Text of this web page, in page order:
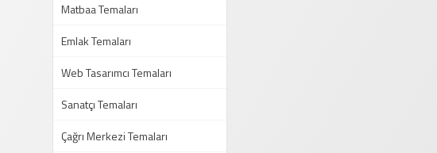
Matbaa Temaları
Emlak Temaları
Web Tasarımcı Temaları
Sanatçı Temaları
Çağrı Merkezi Temaları